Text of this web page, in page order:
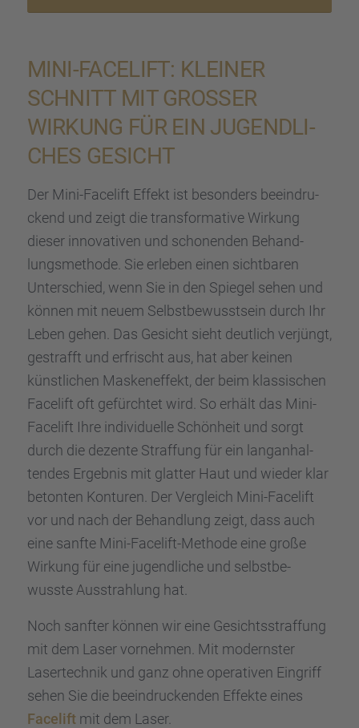
MINI-FACELIFT: KLEINER
SCHNITT MIT GROSSER W
IRKUNG FÜR EIN JUGEND­LI­C
HES GESICHT
Der Mini-Facelift Effekt ist beson­ders beein­dru­
ckend und zeigt die trans­for­ma­tive Wirkung
dieser innova­ti­ven und schonen­den Behand­
lungs­me­thode. Sie erleben einen sicht­ba­ren
Unter­schied, wenn Sie in den Spiegel sehen und
können mit neuem Selbst­be­wusst­sein durch Ihr
Leben gehen. Das Gesicht sieht deutlich verjüngt,
gestrafft und erfrischt aus, hat aber keinen
künst­li­chen Masken­ef­fekt, der beim klassi­schen
Facelift oft gefürch­tet wird. So erhält das Mini-
Facelift Ihre indivi­du­elle Schön­heit und sorgt
durch die dezente Straf­fung für ein langan­hal­
ten­des Ergeb­nis mit glatter Haut und wieder klar
beton­ten Kontu­ren. Der Vergleich Mini-Facelift
vor und nach der Behand­lung zeigt, dass auch
eine sanfte Mini-Facelift-Methode eine große
Wirkung für eine jugend­li­che und selbst­be­
wusste Ausstrah­lung hat.
Noch sanfter können wir eine Gesichts­straf­fung
mit dem Laser vorneh­men. Mit moderns­ter
Laser­tech­nik und ganz ohne opera­ti­ven Eingriff
sehen Sie die beein­dru­cken­den Effekte eines
Faceliftmit dem Laser.